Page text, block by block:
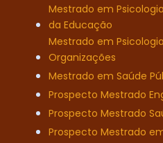
Mestrado em
da Educação
Mestrado em
Organizações
Mestrado em Saúde
Prospecto Mestrado
Prospecto Mestrado
Prospecto Mestrado